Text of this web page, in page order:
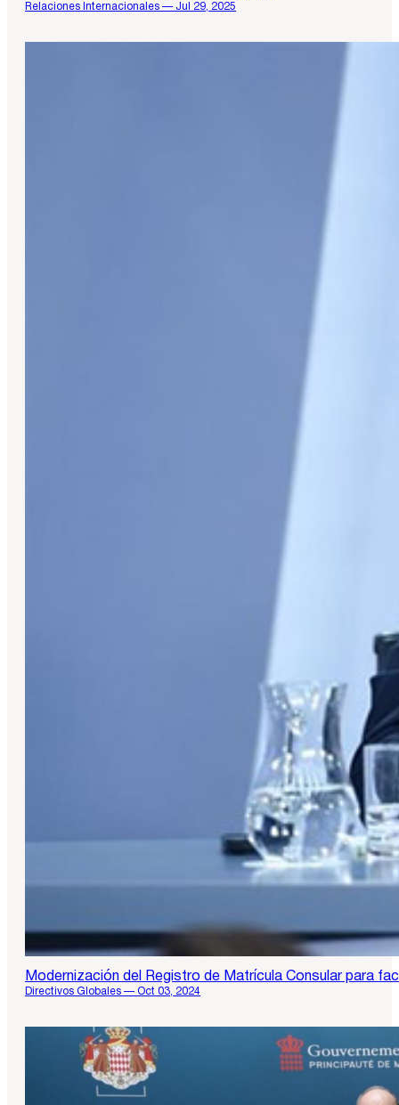
Relaciones Internacionales — Jul 29, 2025
Modernización del Registro de Matrícula Consular para
Directivos Globales — Oct 03, 2024